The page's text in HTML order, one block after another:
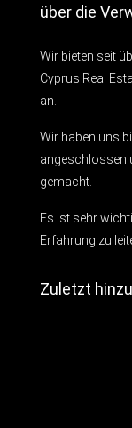
über die
Wir bieten seit
Cyprus Real
an.
Wir haben uns
angeschlossen
gemacht.
Es ist sehr
Erfahrung zu
Zuletzt